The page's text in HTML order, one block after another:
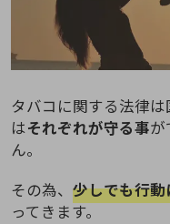
タバコに関する法律
はそれぞれが守る事
ん。
その為、 少しでも行
ってきます。